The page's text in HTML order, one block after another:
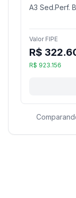
A3 Sed.Perf.
Valor FIPE
R$
R$ 923.156